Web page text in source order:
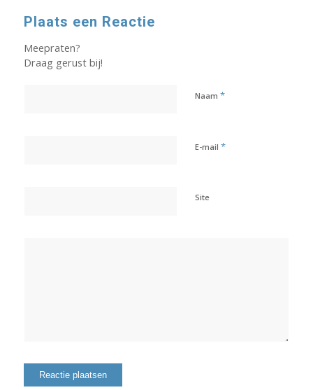
Plaats een Reactie
Meepraten?
Draag gerust bij!
Naam *
E-mail *
Site